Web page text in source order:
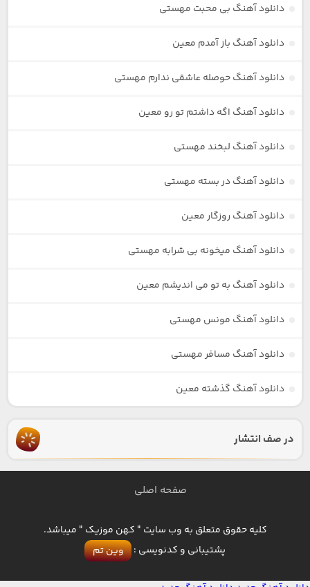
دانلود آهنگ بی محبت مهستی
دانلود آهنگ باز آمدم معین
دانلود آهنگ حوصله عاشقی ندارم مهستی
دانلود آهنگ اگه داشتم تو رو معین
دانلود آهنگ لبخند مهستی
دانلود آهنگ در بسته مهستی
دانلود آهنگ روزگار معین
دانلود آهنگ میخونه بی شرابه مهستی
دانلود آهنگ به تو می اندیشم معین
دانلود آهنگ مونس مهستی
دانلود آهنگ مسافر مهستی
دانلود آهنگ گذشته معین
در صف انتشار
صفحه اصلی
کلیه حقوق متعلق به وب سایت " کهن موزیک " میباشد.
پشتیبانی و کدنویسی : وین تم